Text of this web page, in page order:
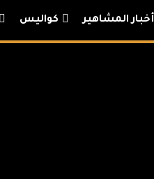
أخبار المشاهير كواليس